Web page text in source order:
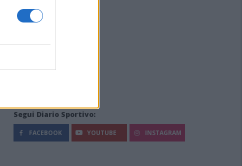
Segui Diario Sportivo:
FACEBOOK YOUTUBE INSTAGRAM